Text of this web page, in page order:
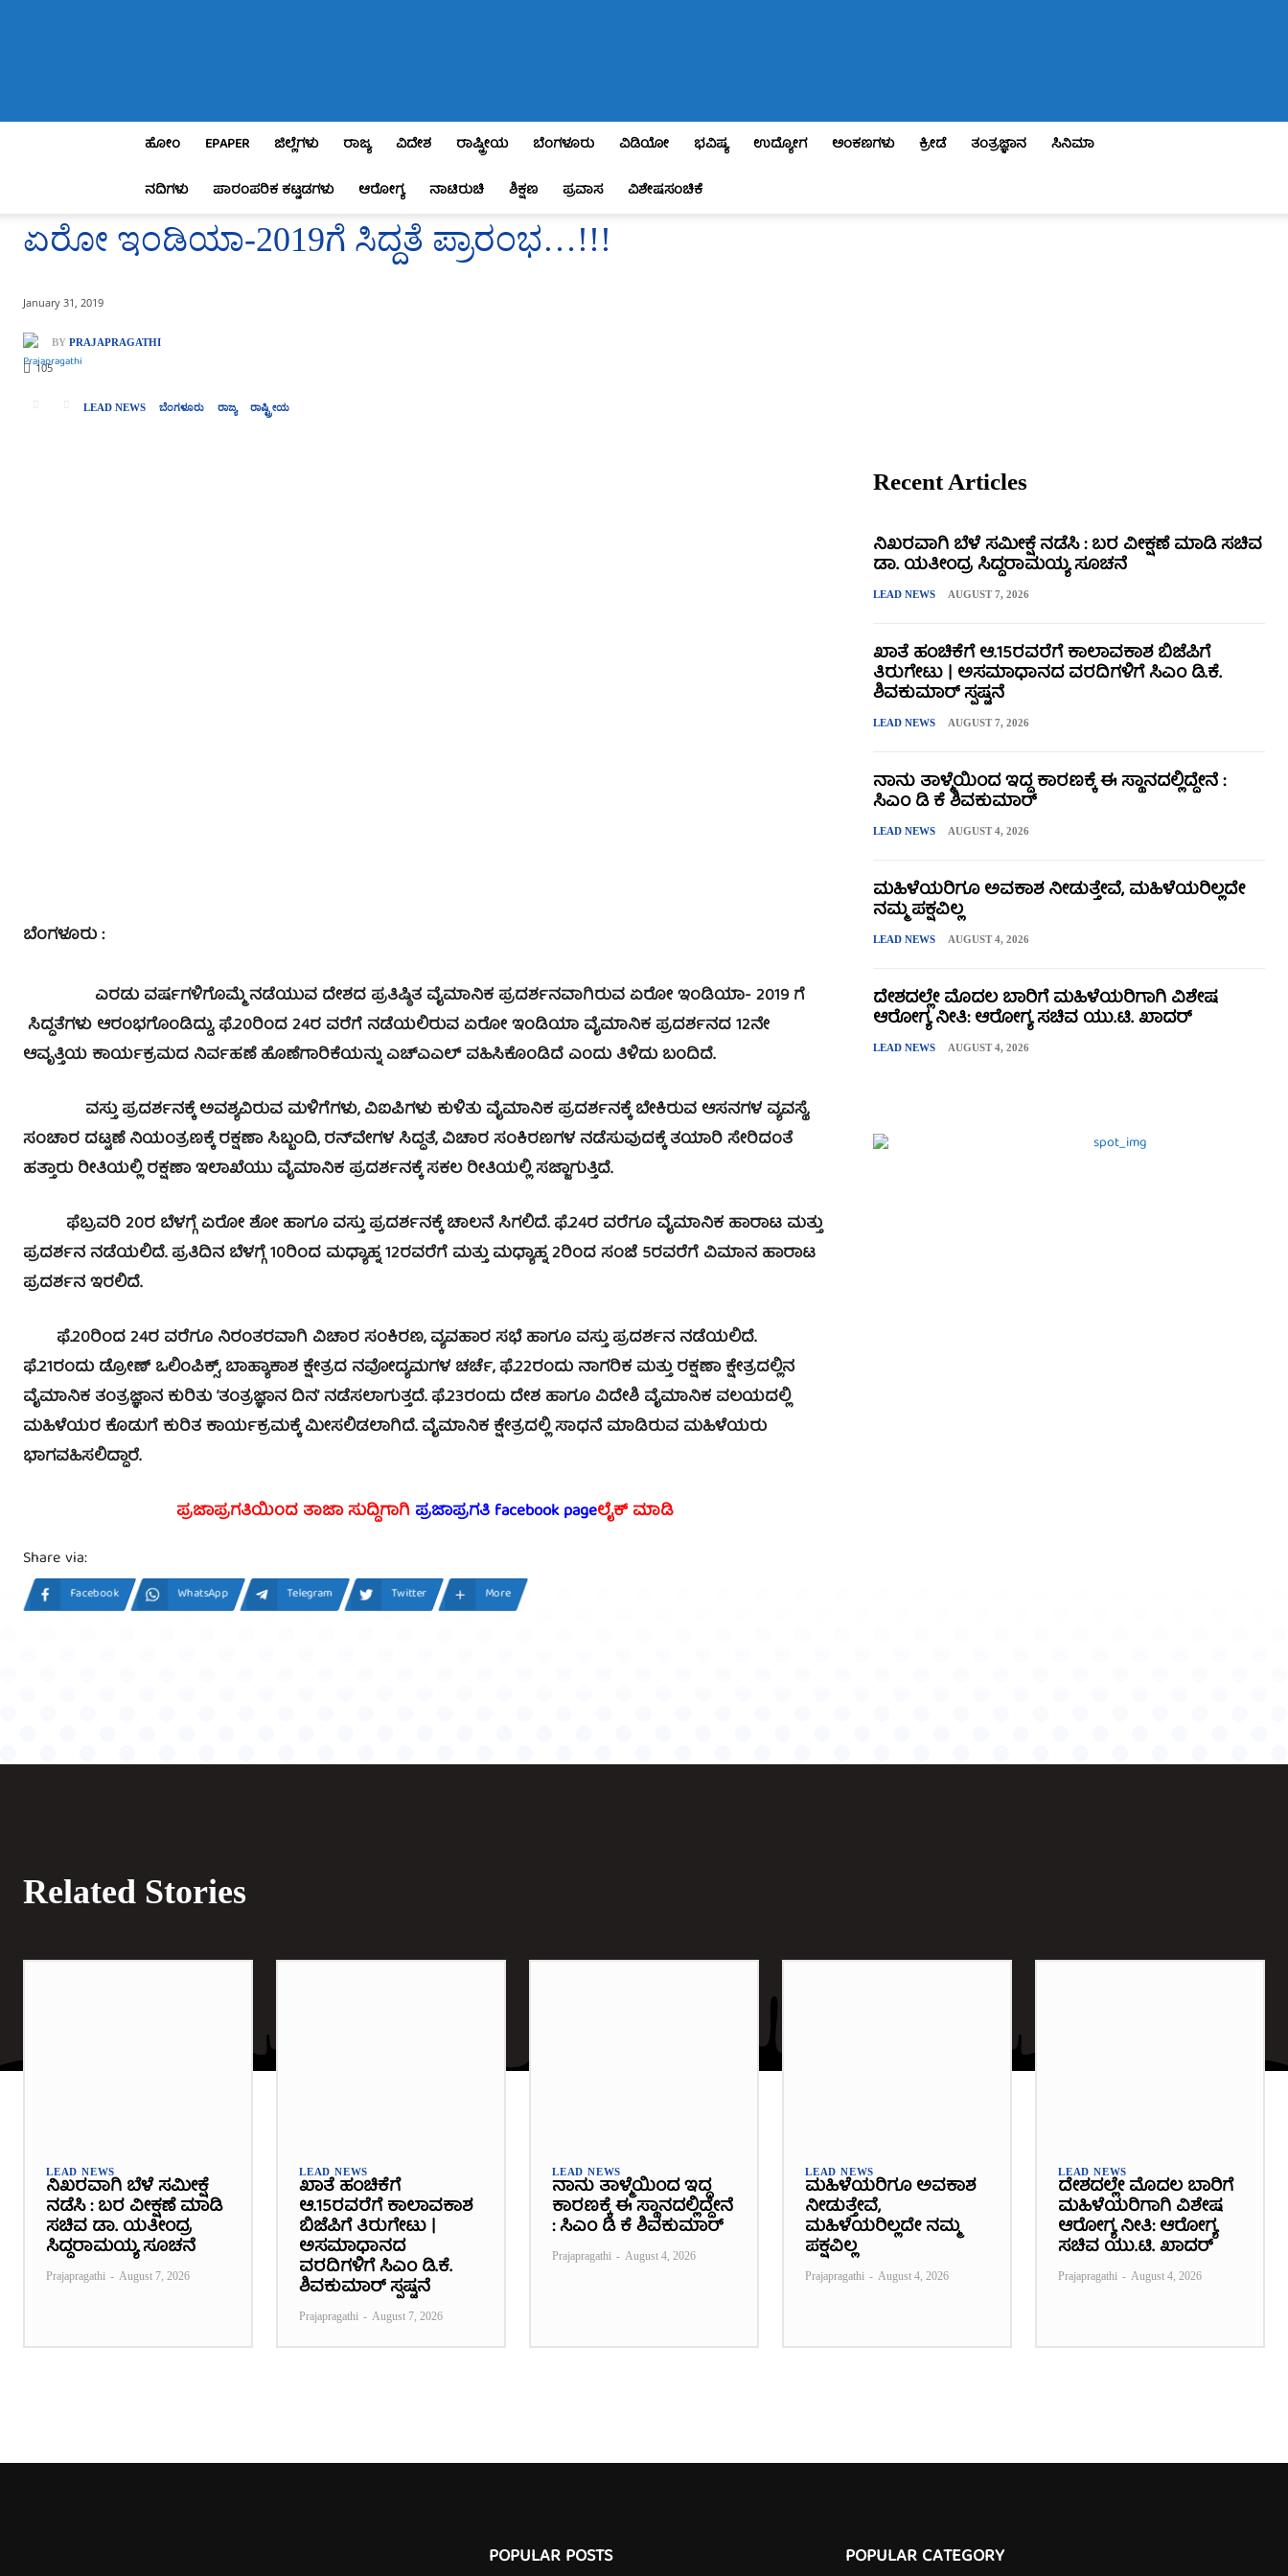
ಹೋಂ EPAPER ಜಿಲ್ಲೆಗಳು ರಾಜ್ಯ ವಿದೇಶ ರಾಷ್ಟ್ರೀಯ ಬೆಂಗಳೂರು ವಿಡಿಯೋ ಭವಿಷ್ಯ ಉದ್ಯೋಗ ಅಂಕಣಗಳು ಕ್ರೀಡೆ ತಂತ್ರಜ್ಞಾನ
ಸಿನಿಮಾ
ನದಿಗಳು
ಪಾರಂಪರಿಕ ಕಟ್ಟಡಗಳು ಆರೋಗ್ಯ ನಾಟಿರುಚಿ ಶಿಕ್ಷಣ ಪ್ರವಾಸ ವಿಶೇಷಸಂಚಿಕೆ
ಏರೋ ಇಂಡಿಯಾ-2019ಗೆ ಸಿದ್ದತೆ ಪ್ರಾರಂಭ…!!!
January 31, 2019
BY PRAJAPRAGATHI
105
LEAD NEWS ಬೆಂಗಳೂರು ರಾಜ್ಯ ರಾಷ್ಟ್ರೀಯ
ಬೆಂಗಳೂರು :
ಎರಡು ವರ್ಷಗಳಿಗೊಮ್ಮೆ ನಡೆಯುವ ದೇಶದ ಪ್ರತಿಷ್ಠಿತ ವೈಮಾನಿಕ ಪ್ರದರ್ಶನವಾಗಿರುವ ಏರೋ ಇಂಡಿಯಾ- 2019 ಗೆ
ಸಿದ್ಧತೆಗಳು ಆರಂಭ​ಗೊಂಡಿದ್ದು, ಫೆ.20ರಿಂದ 24ರ ವರೆಗೆ ನಡೆಯಲಿರುವ ಏರೋ ಇಂಡಿಯಾ ವೈಮಾನಿಕ ಪ್ರದರ್ಶನದ 12ನೇ
ಆವೃತ್ತಿಯ ಕಾರ್ಯಕ್ರಮದ ನಿರ್ವಹಣೆ ಹೊಣೆಗಾರಿಕೆಯನ್ನು ಎಚ್‌ಎಎಲ್‌ ವಹಿಸಿಕೊಂಡಿದೆ ಎಂದು ತಿಳಿದು ಬಂದಿದೆ.
ವಸ್ತು ಪ್ರದರ್ಶನಕ್ಕೆ ಅವಶ್ಯವಿರುವ ಮಳಿಗೆಗಳು, ವಿಐಪಿಗಳು ಕುಳಿತು ವೈಮಾನಿಕ ಪ್ರದರ್ಶನಕ್ಕೆ ಬೇಕಿರುವ ಆಸನಗಳ ವ್ಯವಸ್ಥೆ,
ಸಂಚಾರ ದಟ್ಟಣೆ ನಿಯಂತ್ರಣಕ್ಕೆ ರಕ್ಷಣಾ ಸಿಬ್ಬಂದಿ, ರನ್‌ವೇಗಳ ಸಿದ್ಧತೆ, ವಿಚಾರ ಸಂಕಿರಣಗಳ ನಡೆಸುವುದಕ್ಕೆ ತಯಾರಿ ಸೇರಿದಂತೆ
ಹತ್ತಾರು ರೀತಿಯಲ್ಲಿ ರಕ್ಷಣಾ ಇಲಾಖೆಯು ವೈಮಾನಿಕ ಪ್ರದರ್ಶನಕ್ಕೆ ಸಕಲ ರೀತಿಯಲ್ಲಿ ಸಜ್ಜಾಗುತ್ತಿದೆ.
ಫೆಬ್ರವರಿ 20ರ ಬೆಳಗ್ಗೆ ಏರೋ ಶೋ ಹಾಗೂ ವಸ್ತು ಪ್ರದರ್ಶನಕ್ಕೆ ಚಾಲನೆ ಸಿಗಲಿದೆ. ಫೆ.24ರ ವರೆಗೂ ವೈಮಾನಿಕ ಹಾರಾಟ ಮತ್ತು
ಪ್ರದರ್ಶನ ನಡೆಯಲಿದೆ. ಪ್ರತಿದಿನ ಬೆಳಗ್ಗೆ 10ರಿಂದ ಮಧ್ಯಾಹ್ನ 12ರವರೆಗೆ ಮತ್ತು ಮಧ್ಯಾಹ್ನ 2ರಿಂದ ಸಂಜೆ 5ರವರೆಗೆ ವಿಮಾನ ಹಾರಾಟ
ಪ್ರದರ್ಶನ ಇರಲಿದೆ.
ಫೆ.20ರಿಂದ 24ರ ವರೆಗೂ ನಿರಂತರವಾಗಿ ವಿಚಾರ ಸಂಕಿರಣ, ವ್ಯವಹಾರ ಸಭೆ ಹಾಗೂ ವಸ್ತು ಪ್ರದರ್ಶನ ನಡೆಯಲಿದೆ.
ಫೆ.21ರಂದು ಡ್ರೋಣ್‌ ಒಲಿಂಪಿಕ್ಸ್‌, ಬಾಹ್ಯಾಕಾಶ ಕ್ಷೇತ್ರದ ನವೋದ್ಯಮಗಳ ಚರ್ಚೆ, ಫೆ.22ರಂದು ನಾಗರಿಕ ಮತ್ತು ರಕ್ಷಣಾ ಕ್ಷೇತ್ರದಲ್ಲಿನ
ವೈಮಾನಿಕ ತಂತ್ರಜ್ಞಾನ ಕುರಿತು ‘ತಂತ್ರಜ್ಞಾನ ದಿನ’ ನಡೆಸಲಾಗುತ್ತದೆ. ಫೆ.23ರಂದು ದೇಶ ಹಾಗೂ ವಿದೇಶಿ ವೈಮಾನಿಕ ವಲಯದಲ್ಲಿ
ಮಹಿಳೆಯರ ಕೊಡುಗೆ ಕುರಿತ ಕಾರ್ಯಕ್ರಮಕ್ಕೆ ಮೀಸಲಿಡಲಾಗಿದೆ. ವೈಮಾನಿಕ ಕ್ಷೇತ್ರದಲ್ಲಿ ಸಾಧನೆ ಮಾಡಿರುವ ಮಹಿಳೆಯರು
ಭಾಗವಹಿಸಲಿದ್ದಾರೆ.
ಪ್ರಜಾಪ್ರಗತಿಯಿಂದ ತಾಜಾ ಸುದ್ದಿಗಾಗಿ ಪ್ರಜಾಪ್ರಗತಿ facebook pageಲೈಕ್ ಮಾಡಿ
Share via:
Facebook WhatsApp Telegram Twitter More
Recent Articles
ನಿಖರವಾಗಿ ಬೆಳೆ ಸಮೀಕ್ಷೆ ನಡೆಸಿ : ಬರ ವೀಕ್ಷಣೆ ಮಾಡಿ ಸಚಿವ
ಡಾ. ಯತೀಂದ್ರ ಸಿದ್ದರಾಮಯ್ಯ ಸೂಚನೆ
LEAD NEWS AUGUST 7, 2026
ಖಾತೆ ಹಂಚಿಕೆಗೆ ಆ.15ರವರೆಗೆ ಕಾಲಾವಕಾಶ ಬಿಜೆಪಿಗೆ
ತಿರುಗೇಟು | ಅಸಮಾಧಾನದ ವರದಿಗಳಿಗೆ ಸಿಎಂ ಡಿ.ಕೆ.
ಶಿವಕುಮಾರ್ ಸ್ಪಷ್ಟನೆ
LEAD NEWS AUGUST 7, 2026
ನಾನು ತಾಳ್ಮೆಯಿಂದ ಇದ್ದ ಕಾರಣಕ್ಕೆ ಈ ಸ್ಥಾನದಲ್ಲಿದ್ದೇನೆ :
ಸಿಎಂ ಡಿ ಕೆ ಶಿವಕುಮಾರ್
LEAD NEWS AUGUST 4, 2026
ಮಹಿಳೆಯರಿಗೂ ಅವಕಾಶ ನೀಡುತ್ತೇವೆ, ಮಹಿಳೆಯರಿಲ್ಲದೇ
ನಮ್ಮ ಪಕ್ಷವಿಲ್ಲ
LEAD NEWS AUGUST 4, 2026
ದೇಶದಲ್ಲೇ ಮೊದಲ ಬಾರಿಗೆ ಮಹಿಳೆಯರಿಗಾಗಿ ವಿಶೇಷ
ಆರೋಗ್ಯ ನೀತಿ: ಆರೋಗ್ಯ ಸಚಿವ ಯು.ಟಿ. ಖಾದರ್
LEAD NEWS AUGUST 4, 2026
Related Stories
LEAD NEWS
ನಿಖರವಾಗಿ ಬೆಳೆ ಸಮೀಕ್ಷೆ
ನಡೆಸಿ : ಬರ ವೀಕ್ಷಣೆ ಮಾಡಿ
ಸಚಿವ ಡಾ. ಯತೀಂದ್ರ
ಸಿದ್ದರಾಮಯ್ಯ ಸೂಚನೆ
Prajapragathi - August 7, 2026
LEAD NEWS
ಖಾತೆ ಹಂಚಿಕೆಗೆ
ಆ.15ರವರೆಗೆ ಕಾಲಾವಕಾಶ
ಬಿಜೆಪಿಗೆ ತಿರುಗೇಟು |
ಅಸಮಾಧಾನದ
ವರದಿಗಳಿಗೆ ಸಿಎಂ ಡಿ.ಕೆ.
ಶಿವಕುಮಾರ್ ಸ್ಪಷ್ಟನೆ
Prajapragathi - August 7, 2026
LEAD NEWS
ನಾನು ತಾಳ್ಮೆಯಿಂದ ಇದ್ದ
ಕಾರಣಕ್ಕೆ ಈ ಸ್ಥಾನದಲ್ಲಿದ್ದೇನೆ
: ಸಿಎಂ ಡಿ ಕೆ ಶಿವಕುಮಾರ್
Prajapragathi - August 4, 2026
LEAD NEWS
ಮಹಿಳೆಯರಿಗೂ ಅವಕಾಶ
ನೀಡುತ್ತೇವೆ,
ಮಹಿಳೆಯರಿಲ್ಲದೇ ನಮ್ಮ
ಪಕ್ಷವಿಲ್ಲ
Prajapragathi - August 4, 2026
LEAD NEWS
ದೇಶದಲ್ಲೇ ಮೊದಲ ಬಾರಿಗೆ
ಮಹಿಳೆಯರಿಗಾಗಿ ವಿಶೇಷ
ಆರೋಗ್ಯ ನೀತಿ: ಆರೋಗ್ಯ
ಸಚಿವ ಯು.ಟಿ. ಖಾದರ್
Prajapragathi - August 4, 2026
POPULAR POSTS POPULAR CATEGORY